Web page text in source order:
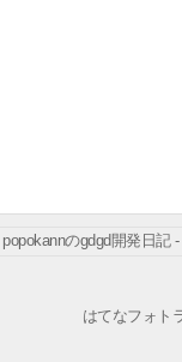
popokannのgdgd開発日記
はてなフォト